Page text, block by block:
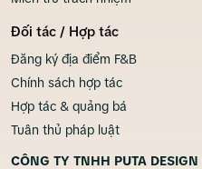
Đối tác / Hợp tác
Đăng ký địa điểm F&B
Chính sách hợp tác
Hợp tác & quảng bá
Tuân thủ pháp luật
CÔNG TY TNHH PUTA DESIGN